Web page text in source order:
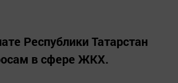
Республики Татарстан
в сфере ЖКХ.